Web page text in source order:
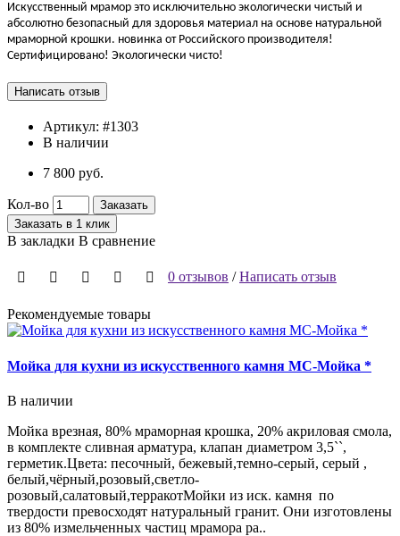
Искусственный мрамор это исключительно экологически чистый и
абсолютно безопасный для здоровья материал на основе натуральной
мраморной крошки. новинка от Российского производителя!
Сертифицировано! Экологически чисто!
Артикул: #1303
В наличии
7 800 руб.
Кол-во
Заказать
Заказать в 1 клик
В закладки В сравнение
0 отзывов /Написать отзыв
Рекомендуемые товары
Мойка для кухни из искусственного камня МС-Мойка *
В наличии
Мойка врезная, 80% мраморная крошка, 20% акриловая смола,
в комплекте сливная арматура, клапан диаметром 3,5``,
герметик.Цвета: песочный, бежевый,темно-серый, серый ,
белый,чёрный,розовый,светло-
розовый,салатовый,терракотМойки из иск. камня по
твердости превосходят натуральный гранит. Они изготовлены
из 80% измельченных частиц мрамора ра..